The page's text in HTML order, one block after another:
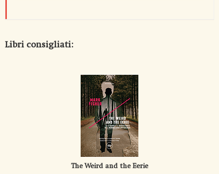
Libri consigliati:
The Weird and the Eerie